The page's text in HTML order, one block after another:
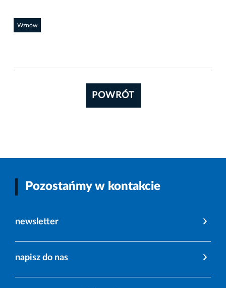
Wznów
POWRÓT
Pozostańmy w kontakcie
newsletter
napisz do nas